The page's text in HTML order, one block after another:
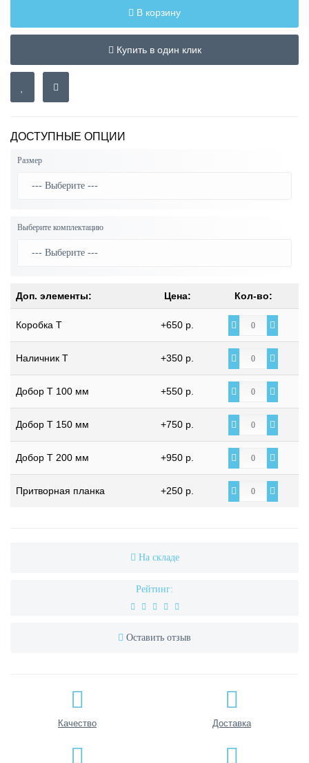
В корзину
Купить в один клик
ДОСТУПНЫЕ ОПЦИИ
Размер
Выберите комплектацию
Доп. элементы: Цена: Кол-во:
Коробка Т +650 р.
Наличник Т +350 р.
Добор Т 100 мм +550 р.
Добор Т 150 мм +750 р.
Добор Т 200 мм +950 р.
Притворная планка +250 р.
На складе
Рейтинг:
Оставить отзыв
Качество Доставка